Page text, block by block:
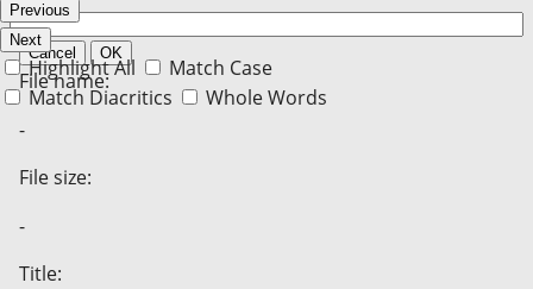
Previous
Next
Highlight All
Match Case
Match Diacritics
Whole Words
Cancel OK
File name:
-
File size:
-
Title: